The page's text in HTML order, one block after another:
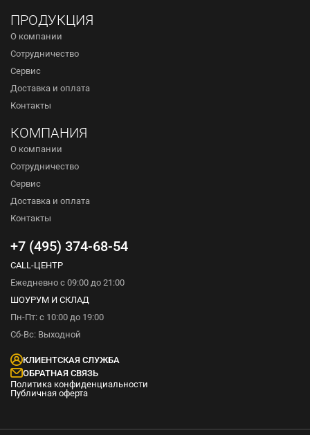
ПРОДУКЦИЯ
О компании
Сотрудничество
Сервис
Доставка и оплата
Контакты
КОМПАНИЯ
О компании
Сотрудничество
Сервис
Доставка и оплата
Контакты
+7 (495) 374-68-54
CALL-ЦЕНТР
Ежедневно с 09:00 до 21:00
ШОУРУМ И СКЛАД
Пн-Пт: с 10:00 до 19:00
Сб-Вс: Выходной
КЛИЕНТСКАЯ СЛУЖБА
ОБРАТНАЯ СВЯЗЬ
Политика конфиденциальности
Публичная оферта